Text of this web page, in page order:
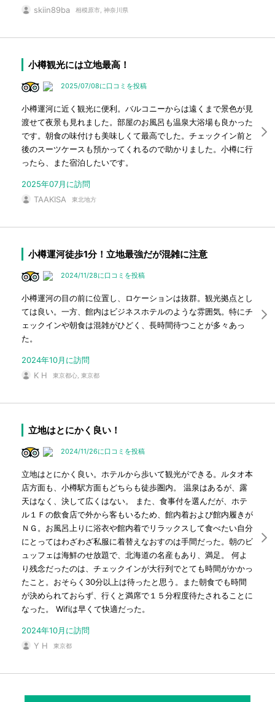
skiin89ba
相模原市, 神奈川県
小樽観光には立地最高！
2025/07/08に口コミを投稿
小樽運河に近く観光に便利。バルコニーからは遠くまで景色が見
渡せて夜景も見れました。部屋のお風呂も温泉大浴場も良かった
です。朝食の味付けも美味しくて最高でした。チェックイン前と
後のスーツケースも預かってくれるので助かりました。小樽に行
ったら、また宿泊したいです。
2025年07月に訪問
TAAKISA
東北地方
小樽運河徒歩1分！立地最強だが混雑に注意
2024/11/28に口コミを投稿
小樽運河の目の前に位置し、ロケーションは抜群。観光拠点とし
ては良い。一方、館内はビジネスホテルのような雰囲気。特にチ
ェックインや朝食は混雑がひどく、長時間待つことが多々あっ
た。
2024年10月に訪問
K H
東京都心, 東京都
立地はとにかく良い！
2024/11/26に口コミを投稿
立地はとにかく良い。ホテルから歩いて観光ができる。ルタオ本
店方面も、小樽駅方面もどちらも徒歩圏内。 温泉はあるが、露
天はなく、決して広くはない。 また、食事付を選んだが、ホテ
ル１Ｆの飲食店で外から客もいるため、館内着および館内履きが
ＮＧ。お風呂上りに浴衣や館内着でリラックスして食べたい自分
にとってはわざわざ私服に着替えなおすのは手間だった。朝のビ
ュッフェは海鮮のせ放題で、北海道の名産もあり、満足。 何よ
り残念だったのは、チェックインが大行列でとても時間がかかっ
たこと。おそらく30分以上は待ったと思う。また朝食でも時間
が決められておらず、行くと満席で１５分程度待たされることに
なった。 Wifiは早くて快適だった。
2024年10月に訪問
Y H
東京都